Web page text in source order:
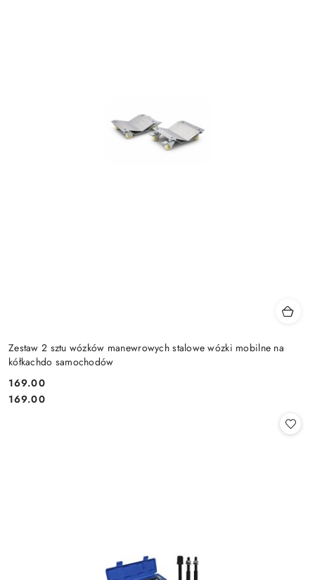
Zestaw 2 sztu wózków manewrowych stalowe wózki mobilne na
kółkachdo samochodów
Cena:
169.00
Cena:
169.00